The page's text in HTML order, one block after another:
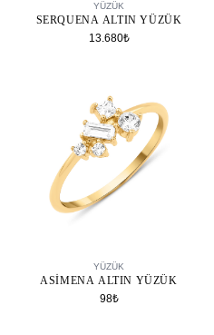
YÜZÜK
SERQUENA ALTIN YÜZÜK
13.680₺
YÜZÜK
ASIMENA ALTIN YÜZÜK
98₺